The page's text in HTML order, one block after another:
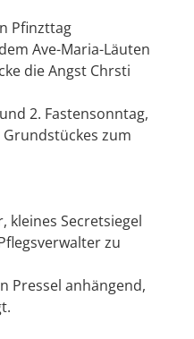
Pfinzttag
Ave-Maria-Läuten
die Angst Chrsti
2. Fastensonntag,
zum
kleines Secretsiegel
zu
Pressel anhängend,